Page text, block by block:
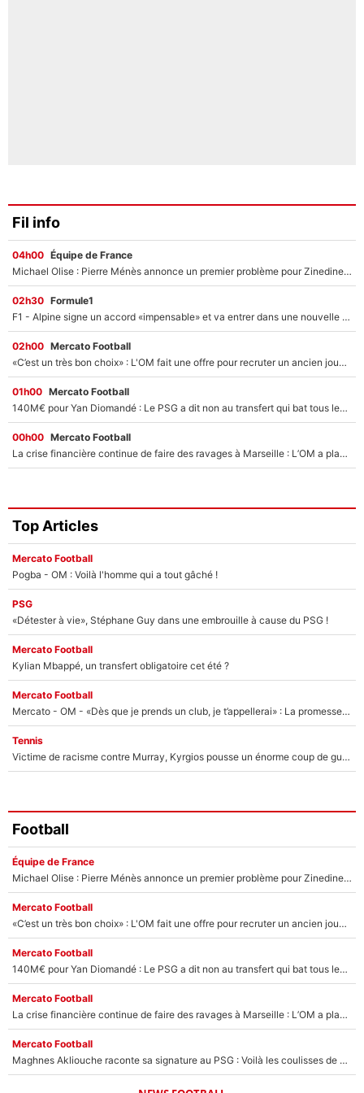
Fil info
04h00 Équipe de France
Michael Olise : Pierre Ménès annonce un premier problème pour Zinedine Zidane en équipe de France
02h30 Formule1
F1 - Alpine signe un accord «impensable» et va entrer dans une nouvelle dimension : Grande nouvelle pour Pierre Gasly !
02h00 Mercato Football
«C’est un très bon choix» : L'OM fait une offre pour recruter un ancien joueur du PSG... et c'est validé dans l'After Foot !
01h00 Mercato Football
140M€ pour Yan Diomandé : Le PSG a dit non au transfert qui bat tous les records sur le mercato
00h00 Mercato Football
La crise financière continue de faire des ravages à Marseille : L’OM a placé 12 joueurs sur le marché des transferts… et ça pourrait lui rapporter près de 100M€ !
Top Articles
Mercato Football
Pogba - OM : Voilà l'homme qui a tout gâché !
PSG
«Détester à vie», Stéphane Guy dans une embrouille à cause du PSG !
Mercato Football
Kylian Mbappé, un transfert obligatoire cet été ?
Mercato Football
Mercato - OM - «Dès que je prends un club, je t’appellerai» : La promesse de Marcelino au moment de claquer la porte
Tennis
Victime de racisme contre Murray, Kyrgios pousse un énorme coup de gueule !
Football
Équipe de France
Michael Olise : Pierre Ménès annonce un premier problème pour Zinedine Zidane en équipe de France
Mercato Football
«C’est un très bon choix» : L'OM fait une offre pour recruter un ancien joueur du PSG... et c'est validé dans l'After Foot !
Mercato Football
140M€ pour Yan Diomandé : Le PSG a dit non au transfert qui bat tous les records sur le mercato
Mercato Football
La crise financière continue de faire des ravages à Marseille : L’OM a placé 12 joueurs sur le marché des transferts… et ça pourrait lui rapporter près de 100M€ !
Mercato Football
Maghnes Akliouche raconte sa signature au PSG : Voilà les coulisses de son transfert de rêve à 50M€